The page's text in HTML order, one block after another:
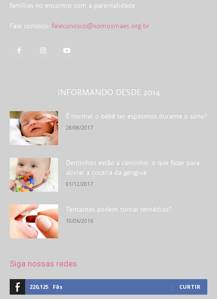
famílias no encontro com a parentalidade.
Fale conosco: faleconosco@somosmaes.org.br
INFORMANDO DESDE 2014
É normal o bebê ter espasmos durante o sono?
28/08/2017
Dentinhos estão a caminho: o que fazer para
aliviar a coceira da gengiva
01/12/2017
Tentantes podem tomar remédios?
10/06/2016
Siga nossas redes
220,125 Fãs CURTIR